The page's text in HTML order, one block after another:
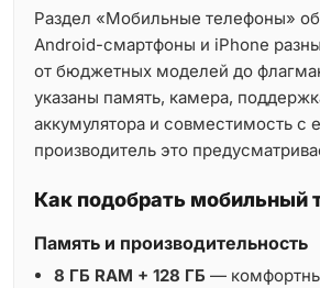
Раздел «Мобильные телефоны»
Android-смартфоны и iPhone
от бюджетных моделей до
указаны память, камера,
аккумулятора и совместимость с
производитель это
Как подобрать мобильный
Память и производительность
8 ГБ RAM + 128 ГБ —